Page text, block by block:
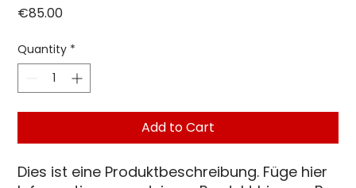
€85.00Price
Quantity *
Add to Cart
Dies ist eine Produktbeschreibung. Füge hier